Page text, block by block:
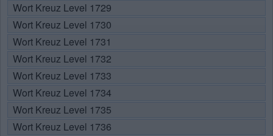
Wort Kreuz Level 1729
Wort Kreuz Level 1730
Wort Kreuz Level 1731
Wort Kreuz Level 1732
Wort Kreuz Level 1733
Wort Kreuz Level 1734
Wort Kreuz Level 1735
Wort Kreuz Level 1736